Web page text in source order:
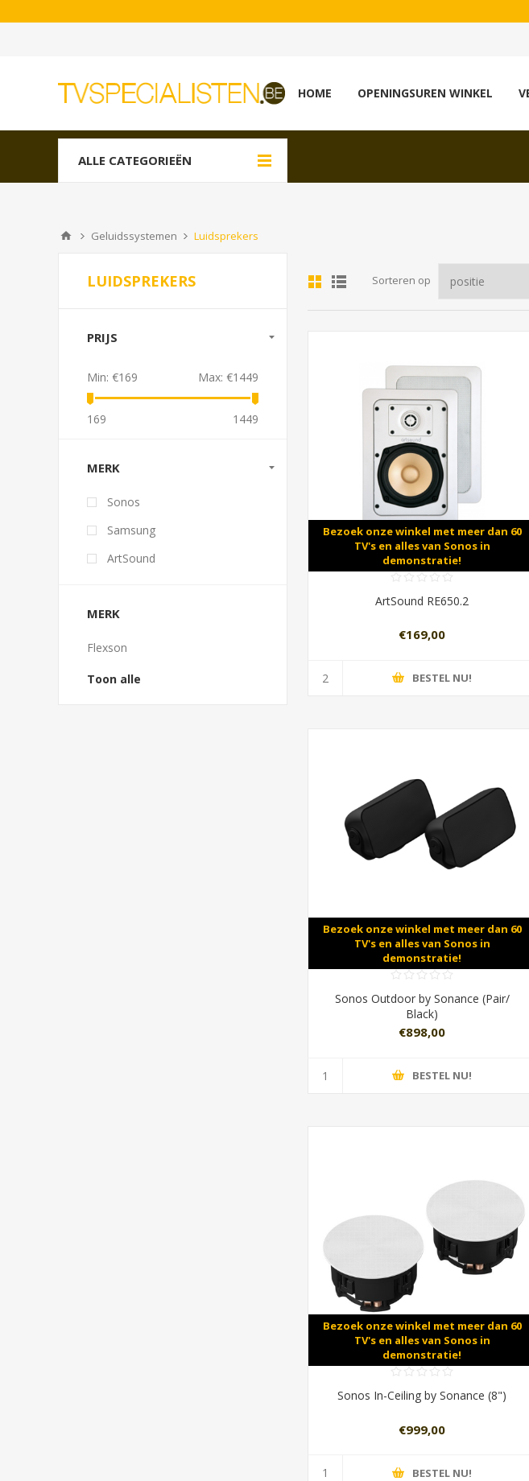
HOME OPENINGSUREN WINKEL
ALLE CATEGORIEËN
Geluidssystemen Luidsprekers
Sorteren op
Bezoek onze winkel met meer dan 60
TV's en alles van Sonos in
demonstratie!
ArtSound RE650.2
€169,00
BESTEL NU!
Bezoek onze winkel met meer dan 60
TV's en alles van Sonos in
demonstratie!
Sonos Outdoor by Sonance (Pair/
Black)
€898,00
BESTEL NU!
Bezoek onze winkel met meer dan 60
TV's en alles van Sonos in
demonstratie!
Sonos In-Ceiling by Sonance (8")
€999,00
BESTEL NU!
LUIDSPREKERS
PRIJS
Min: €169 Max: €1449
169 1449
MERK
Sonos
Samsung
ArtSound
MERK
Flexson
Toon alle